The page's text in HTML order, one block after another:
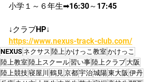
小学​１～６年生➡16:30～17:45
↓クラブHP↓
https://www.nexus-track-club.com/
NEXUS ネクサス 陸上かけっこ教室かけっこ
陸上教室 陸上スクール習い事陸上クラブ大阪
陸上競技寝屋川 鶴見京都宇治城陽東大阪 伊丹